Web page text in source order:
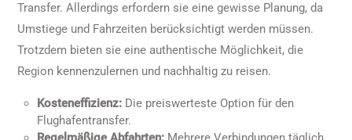
Transfer. Allerdings erfordern sie eine gewisse Planung, da
Umstiege und Fahrzeiten berücksichtigt werden müssen.
Trotzdem bieten sie eine authentische Möglichkeit, die
Region kennenzulernen und nachhaltig zu reisen.
Kosteneffizienz: Die preiswerteste Option für den
Flughafentransfer.